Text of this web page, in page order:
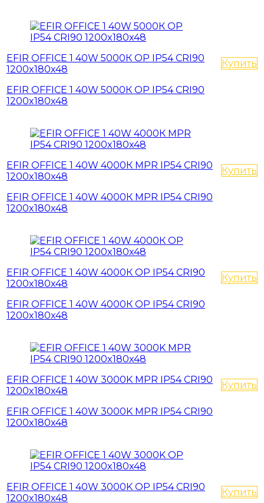
EFIR OFFICE 1 40W 5000К OP IP54 CRI90
1200x180x48
EFIR OFFICE 1 40W 5000К OP IP54 CRI90
1200x180x48
Купить
EFIR OFFICE 1 40W 4000К MPR IP54 CRI90
1200x180x48
EFIR OFFICE 1 40W 4000К MPR IP54 CRI90
1200x180x48
Купить
EFIR OFFICE 1 40W 4000К OP IP54 CRI90
1200x180x48
EFIR OFFICE 1 40W 4000К OP IP54 CRI90
1200x180x48
Купить
EFIR OFFICE 1 40W 3000K MPR IP54 CRI90
1200x180x48
EFIR OFFICE 1 40W 3000K MPR IP54 CRI90
1200x180x48
Купить
EFIR OFFICE 1 40W 3000K OP IP54 CRI90
1200x180x48
Купить